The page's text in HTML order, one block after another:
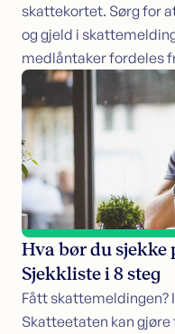
skattekortet. Sørg for
og gjeld i
medlåntaker fordeles
Hva bør du sjekke
Sjekkliste i 8 steg
Fått skattemeldingen?
Skatteetaten kan